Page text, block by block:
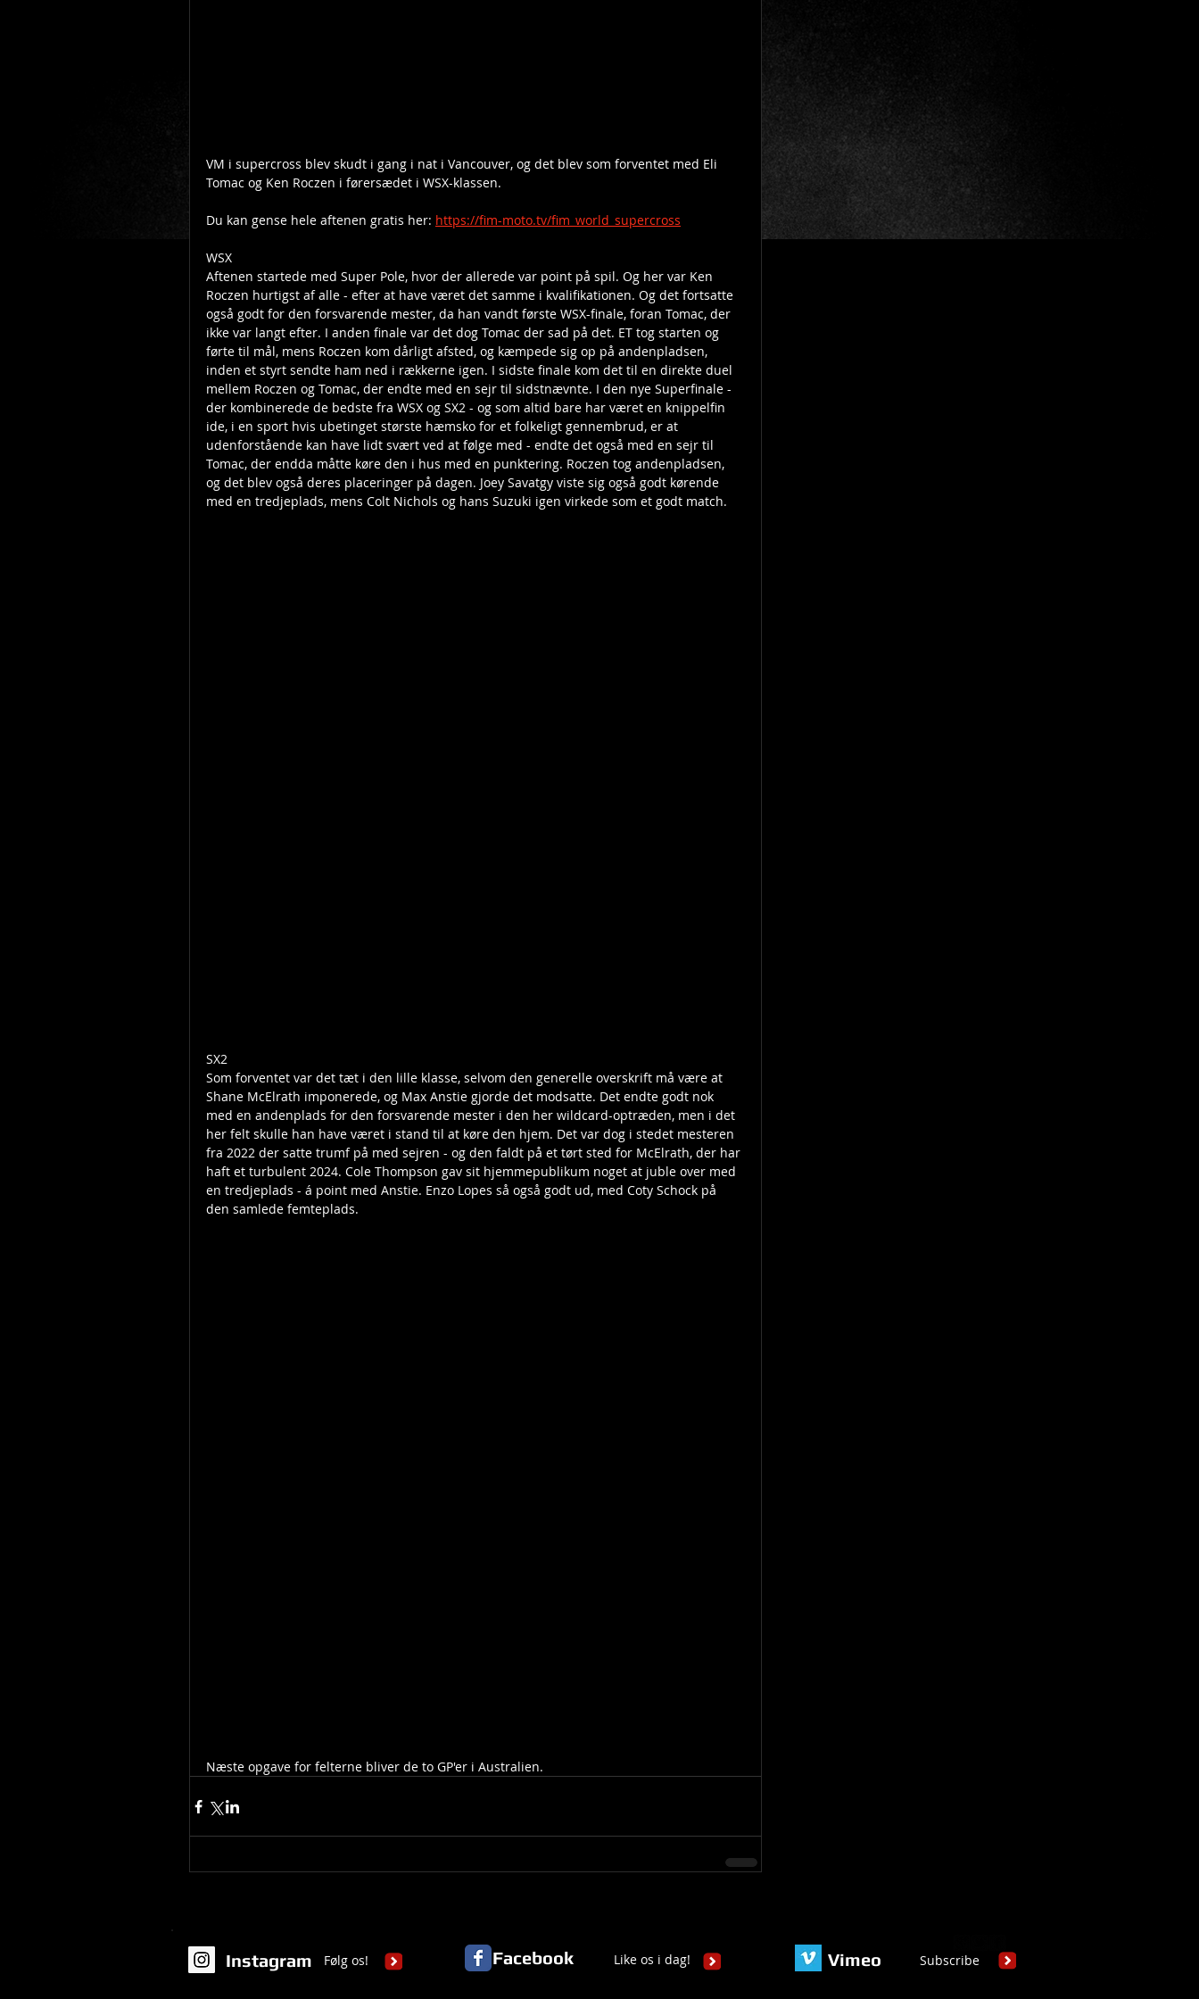
VM i supercross blev skudt i gang i nat i Vancouver, og det blev som forventet med Eli
Tomac og Ken Roczen i førersædet i WSX-klassen.
Du kan gense hele aftenen gratis her: https://fim-moto.tv/fim_world_supercross
WSX
Aftenen startede med Super Pole, hvor der allerede var point på spil. Og her var Ken
Roczen hurtigst af alle - efter at have været det samme i kvalifikationen. Og det fortsatte
også godt for den forsvarende mester, da han vandt første WSX-finale, foran Tomac, der
ikke var langt efter. I anden finale var det dog Tomac der sad på det. ET tog starten og
førte til mål, mens Roczen kom dårligt afsted, og kæmpede sig op på andenpladsen,
inden et styrt sendte ham ned i rækkerne igen. I sidste finale kom det til en direkte duel
mellem Roczen og Tomac, der endte med en sejr til sidstnævnte. I den nye Superfinale -
der kombinerede de bedste fra WSX og SX2 - og som altid bare har været en knippelfin
ide, i en sport hvis ubetinget største hæmsko for et folkeligt gennembrud, er at
udenforstående kan have lidt svært ved at følge med - endte det også med en sejr til
Tomac, der endda måtte køre den i hus med en punktering. Roczen tog andenpladsen,
og det blev også deres placeringer på dagen. Joey Savatgy viste sig også godt kørende
med en tredjeplads, mens Colt Nichols og hans Suzuki igen virkede som et godt match.
SX2
Som forventet var det tæt i den lille klasse, selvom den generelle overskrift må være at
Shane McElrath imponerede, og Max Anstie gjorde det modsatte. Det endte godt nok
med en andenplads for den forsvarende mester i den her wildcard-optræden, men i det
her felt skulle han have været i stand til at køre den hjem. Det var dog i stedet mesteren
fra 2022 der satte trumf på med sejren - og den faldt på et tørt sted for McElrath, der har
haft et turbulent 2024. Cole Thompson gav sit hjemmepublikum noget at juble over med
en tredjeplads - á point med Anstie. Enzo Lopes så også godt ud, med Coty Schock på
den samlede femteplads.
Næste opgave for felterne bliver de to GP'er i Australien.
Instagram Følg os! Facebook Like os i dag! Vimeo Subscribe